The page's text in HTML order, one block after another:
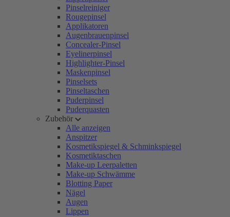
Pinselreiniger
Rougepinsel
Applikatoren
Augenbrauenpinsel
Concealer-Pinsel
Eyelinerpinsel
Highlighter-Pinsel
Maskenpinsel
Pinselsets
Pinseltaschen
Puderpinsel
Puderquasten
Zubehör
Alle anzeigen
Anspitzer
Kosmetikspiegel & Schminkspiegel
Kosmetiktaschen
Make-up Leerpaletten
Make-up Schwämme
Blotting Paper
Nägel
Augen
Lippen